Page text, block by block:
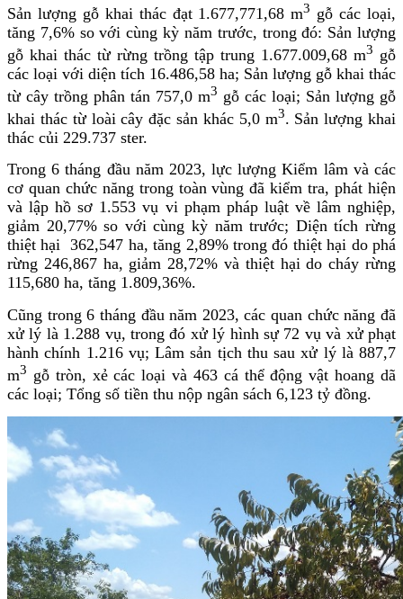
Sản lượng gỗ khai thác đạt 1.677,771,68 m3 gỗ các loại,
tăng 7,6% so với cùng kỳ năm trước, trong đó: Sản lượng
gỗ khai thác từ rừng trồng tập trung 1.677.009,68 m3 gỗ
các loại với diện tích 16.486,58 ha; Sản lượng gỗ khai thác
từ cây trồng phân tán 757,0 m3 gỗ các loại; Sản lượng gỗ
khai thác từ loài cây đặc sản khác 5,0 m3. Sản lượng khai
thác củi 229.737 ster.
Trong 6 tháng đầu năm 2023, lực lượng Kiểm lâm và các
cơ quan chức năng trong toàn vùng đã kiểm tra, phát hiện
và lập hồ sơ 1.553 vụ vi phạm pháp luật về lâm nghiệp,
giảm 20,77% so với cùng kỳ năm trước; Diện tích rừng
thiệt hại 362,547 ha, tăng 2,89% trong đó thiệt hại do phá
rừng 246,867 ha, giảm 28,72% và thiệt hại do cháy rừng
115,680 ha, tăng 1.809,36%.
Cũng trong 6 tháng đầu năm 2023, các quan chức năng đã
xử lý là 1.288 vụ, trong đó xử lý hình sự 72 vụ và xử phạt
hành chính 1.216 vụ; Lâm sản tịch thu sau xử lý là 887,7
m3 gỗ tròn, xẻ các loại và 463 cá thể động vật hoang dã
các loại; Tổng số tiền thu nộp ngân sách 6,123 tỷ đồng.